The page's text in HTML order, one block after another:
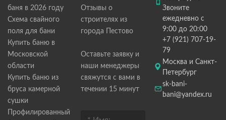
баня в 2026 году
Схема свайного
поля для бани
Купить баню в
Московской
области
Купить баню из
бруса камерной
сушки
Профилированный
Отзывы о
строителях из
города Пестово
Оставьте заявку и
наши менеджеры
свяжутся с вами в
течении 15 минут
Звоните
ежедневно с
9:00 до 20:00
+7 (921) 707-19-
79
Москва и Санкт-
Петербург
sk-bani-
bani@yandex.ru